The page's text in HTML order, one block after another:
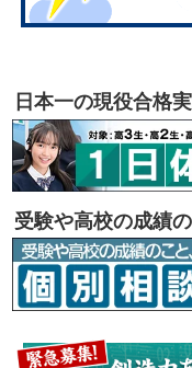
日本一の現役合格
受験や高校の成績